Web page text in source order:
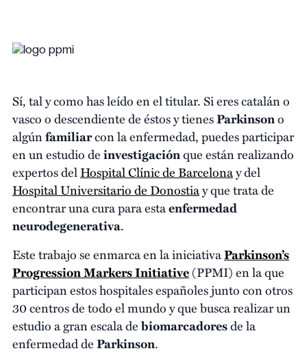
Sí, tal y como has leído en el titular. Si eres catalán o
vasco o descendiente de éstos y tienesParkinsono
algúnfamiliarcon la enfermedad, puedes participar
en un estudio deinvestigaciónque están realizando
expertos delHospital Clínic de Barcelonay del
Hospital Universitario de Donostiay que trata de
encontrar una cura para estaenfermedad
neurodegenerativa.
Este trabajo se enmarca en la iniciativaParkinson’s
Progression Markers Initiative(PPMI) en la que
participan estos hospitales españoles junto con otros
30 centros de todo el mundo y que busca realizar un
estudio a gran escala debiomarcadoresde la
enfermedad deParkinson.